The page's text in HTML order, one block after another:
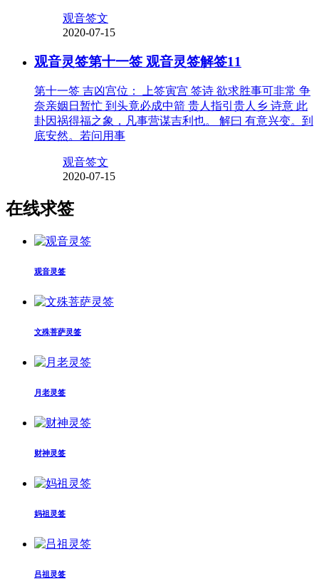
观音签文
2020-07-15
观音灵签第十一签 观音灵签解签11
第十一签 吉凶宫位： 上签寅宫 签诗 欲求胜事可非常 争
奈亲姻日暂忙 到头竟必成中箭 贵人指引贵人乡 诗意 此
卦因祸得福之象，凡事营谋吉利也。 解曰 有意兴变。到
底安然。若问用事
观音签文
2020-07-15
在线求签
观音灵签
文殊菩萨灵签
月老灵签
财神灵签
妈祖灵签
吕祖灵签